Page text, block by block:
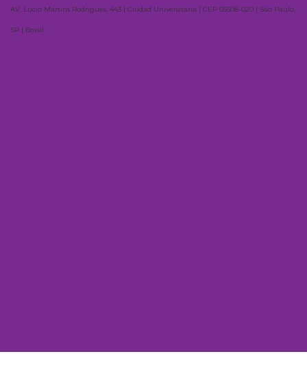
AV. Lúcio Martins Rodrigues, 443 | Ciudad Universitaria | CEP 05508-020 | São Paulo,
SP | Brasil